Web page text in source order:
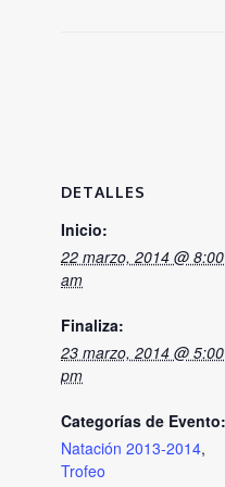
DETALLES
Inicio:
22 marzo, 2014 @ 8:00
am
Finaliza:
23 marzo, 2014 @ 5:00
pm
Categorías de Evento:
Natación 2013-2014,
Trofeo